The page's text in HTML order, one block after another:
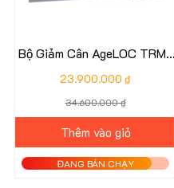
Bộ Giảm Cân AgeLOC TRME
Nuskin - TR ME Nu Skin
23.900.000 ₫
34.600.000 ₫
Thêm vào giỏ
ĐANG BÁN CHẠY